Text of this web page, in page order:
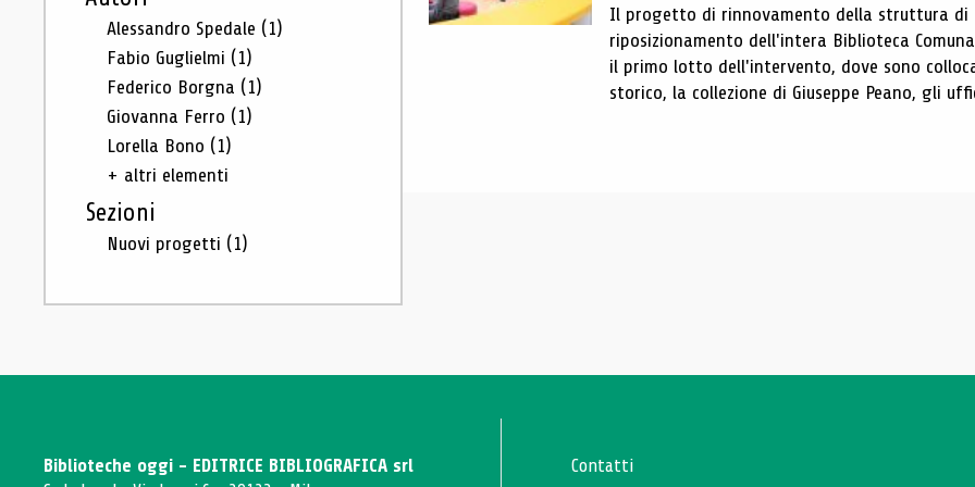
Alessandro Spedale (1)
Fabio Guglielmi (1)
Federico Borgna (1)
Giovanna Ferro (1)
Lorella Bono (1)
+ altri elementi
Sezioni
Nuovi progetti (1)
Il progetto di rinnovamento della struttura di
riposizionamento dell'intera Biblioteca
il primo lotto dell'intervento, dove sono
storico, la collezione di Giuseppe Peano, gli
Biblioteche oggi - EDITRICE BIBLIOGRAFICA srl
Contatti